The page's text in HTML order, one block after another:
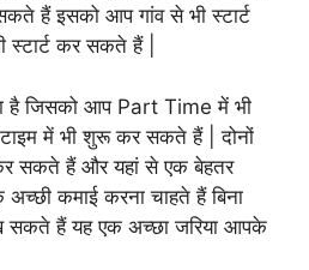
हैं इसको आप गांव से भी स्टार्ट
कर सकते हैं |
है जिसको आप Part Time में भी
में भी शुरू कर सकते हैं | दोनों
सकते हैं और यहां से एक बेहतर
कमाई करना चाहते हैं बिना
सकते हैं यह एक अच्छा जरिया आपके